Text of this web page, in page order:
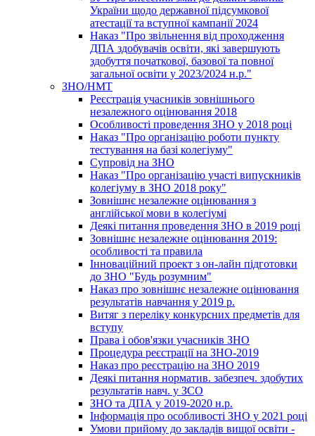
України щодо державної підсумкової
атестації та вступної кампанії 2024
Наказ "Про звільнення від проходження
ДПА здобувачів освіти, які завершують
здобуття початкової, базової та повної
загальної освіти у 2023/2024 н.р."
ЗНО/НМТ
Реєстрація учасників зовнішнього
незалежного оцінювання 2018
Особливості проведення ЗНО у 2018 році
Наказ "Про організацію роботи пункту
тестування на базі колегіуму"
Супровід на ЗНО
Наказ "Про організацію участі випускників
колегіуму в ЗНО 2018 року"
Зовнішнє незалежне оцінювання з
англійської мови в колегіумі
Деякі питання проведення ЗНО в 2019 році
Зовнішнє незалежне оцінювання 2019:
особливості та правила
Інноваційний проект з он-лайн підготовки
до ЗНО "Будь розумним"
Наказ про зовнішнє незалежне оцінювання
результатів навчання у 2019 р.
Витяг з переліку конкурсних предметів для
вступу
Права і обов'язки учасників ЗНО
Процедура реєстрації на ЗНО-2019
Наказ про реєстрацію на ЗНО 2019
Деякі питання норматив. забезпеч. здобутих
результатів навч. у ЗСО
ЗНО та ДПА у 2019-2020 н.р.
Інформація про особливості ЗНО у 2021 році
Умови прийому до закладів вищої освіти -